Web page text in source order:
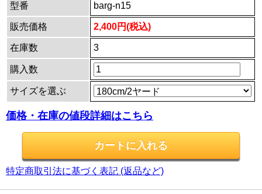
型番 barg-n15
販売価格 2,400円(税込)
在庫数 3
購入数
サイズを選ぶ
価格・在庫の値段詳細はこちら
特定商取引法に基づく表記 (返品など)